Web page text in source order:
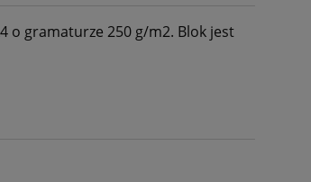
o gramaturze 250 g/m2. Blok jest